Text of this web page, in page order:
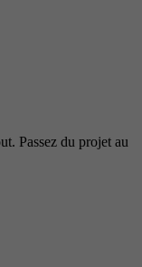
Passez du projet au